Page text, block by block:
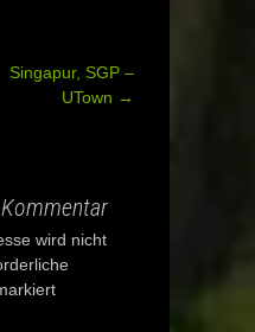
Singapur, SGP –
UTown →
wird nicht